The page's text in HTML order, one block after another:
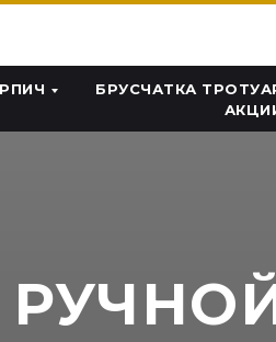
БРУСЧАТКА